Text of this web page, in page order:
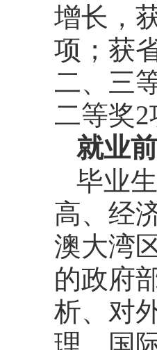
增长，
项；获
二、三
二等奖
就业
毕业
高、经
澳大湾
的政府
析、对